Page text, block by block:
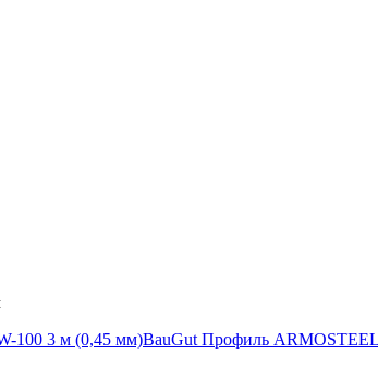
100 3 м (0,45 мм)BauGut Профиль